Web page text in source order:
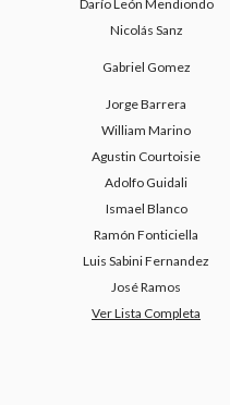
Darío León Mendiondo
Nicolás Sanz
Gabriel Gomez
Jorge Barrera
William Marino
Agustin Courtoisie
Adolfo Guidali
Ismael Blanco
Ramón Fonticiella
Luis Sabini Fernandez
José Ramos
Ver Lista Completa